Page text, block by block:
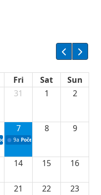
Fri Sat
Sun
sa neprofitnim
31 1 2
o stipendijama za
razvoju vodne infrastrukture u
7
9a Početak izgradnje nove
8 9
14 15 16
21 22 23